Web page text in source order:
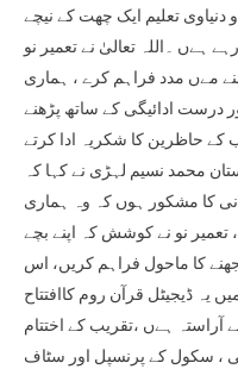
دنیاوی تعلیم ایک چھت کے نیچے
ہےں ۔اللہ تعالیٰ نے تعمیر نو
مےں مدد فراہم کرے ، ہماری
درست ادائیگی کے ساتھ پڑھنے
حاظرین کا شکریہ ادا کرتے
محمد نسیم لہڑی نے کہا کہ
کا مشکور ہوں کہ وہ ہماری
نو نے کوشش کہ اپنے بچے
کا ماحول فراہم کریں، اس
یہ ڈیجیٹل قرآن روم کاافتتاح
آراستہ ہےں ،تقریب کے اختتام
، سکول کے پرنسپل اور سٹاف